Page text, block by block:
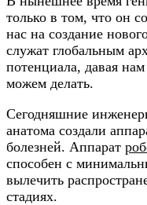
только в том, что он
нас на создание
служат глобальным
потенциала, давая
можем делать.
Сегодняшние
анатома создали
болезней. Аппарат
способен с
вылечить
стадиях.